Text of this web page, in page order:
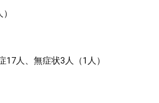
17人、無症状3人（1人）